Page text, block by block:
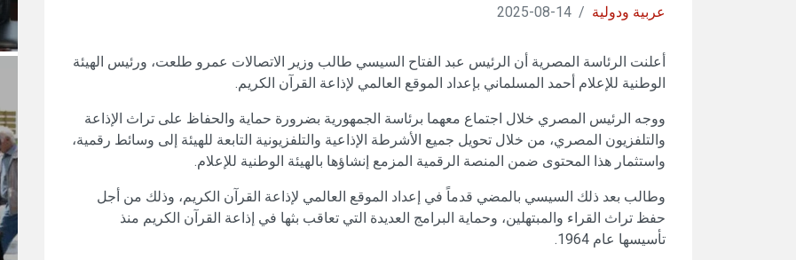
عربية ودولية /
14-08-2025
أعلنت الرئاسة المصرية أن الرئيس عبد الفتاح السيسي طالب وزير الاتصالات عمرو طلعت، ورئيس الهيئة
الوطنية للإعلام أحمد المسلماني بإعداد الموقع العالمي لإذاعة القرآن الكريم.
ووجه الرئيس المصري خلال اجتماع معهما برئاسة الجمهورية بضرورة حماية والحفاظ على تراث الإذاعة
والتلفزيون المصري، من خلال تحويل جميع الأشرطة الإذاعية والتلفزيونية التابعة للهيئة إلى وسائط رقمية،
واستثمار هذا المحتوى ضمن المنصة الرقمية المزمع إنشاؤها بالهيئة الوطنية للإعلام.
وطالب بعد ذلك السيسي بالمضي قدماً في إعداد الموقع العالمي لإذاعة القرآن الكريم، وذلك من أجل
حفظ تراث القراء والمبتهلين، وحماية البرامج العديدة التي تعاقب بثها في إذاعة القرآن الكريم منذ
تأسيسها عام 1964.